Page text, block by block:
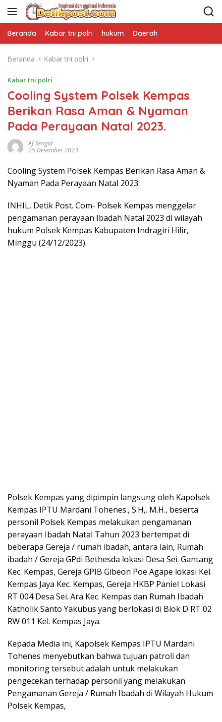
Langsung
Beranda Kabar tni polri hukum Daerah
Beranda Kabar tni polri
Kabar tni polri
Cooling System Polsek Kempas
Berikan Rasa Aman & Nyaman
Pada Perayaan Natal 2023.
Af Sengat
25 Desember 2023
Cooling System Polsek Kempas Berikan Rasa Aman &
Nyaman Pada Perayaan Natal 2023.
INHIL, Detik Post. Com- Polsek Kempas menggelar
pengamanan perayaan Ibadah Natal 2023 di wilayah
hukum Polsek Kempas Kabupaten Indragiri Hilir,
Minggu (24/12/2023).
Polsek Kempas yang dipimpin langsung oleh Kapolsek
Kempas IPTU Mardani Tohenes., S.H,. M.H., beserta
personil Polsek Kempas melakukan pengamanan
perayaan Ibadah Natal Tahun 2023 bertempat di
beberapa Gereja / rumah ibadah, antara lain, Rumah
ibadah / Gereja GPdi Bethesda lokasi Desa Sei. Gantang
Kec. Kempas, Gereja GPIB Gibeon Poe Agape lokasi Kel.
Kempas Jaya Kec. Kempas, Gereja HKBP Paniel Lokasi
RT 004 Desa Sei. Ara Kec. Kempas dan Rumah Ibadah
Katholik Santo Yakubus yang berlokasi di Blok D RT 02
RW 011 Kel. Kempas Jaya.
Kepada Media ini, Kapolsek Kempas IPTU Mardani
Tohenes menyebutkan bahwa tujuan patroli dan
monitoring tersebut adalah untuk melakukan
pengecekan terhadap personil yang melakukan
Pengamanan Gereja / Rumah Ibadah di Wilayah Hukum
Polsek Kempas,